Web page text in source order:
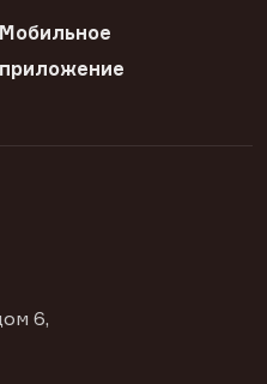
Мобильное
приложение
6,